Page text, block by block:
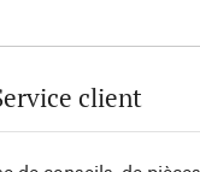
client